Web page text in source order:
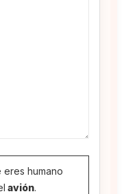
humano
avión.